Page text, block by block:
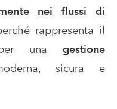
nei flussi di
rappresenta il
per una gestione
sicura e